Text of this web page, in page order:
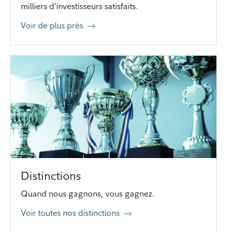
milliers d’investisseurs satisfaits.
Voir de plus près
Distinctions
Quand nous gagnons, vous gagnez.
Voir toutes nos distinctions